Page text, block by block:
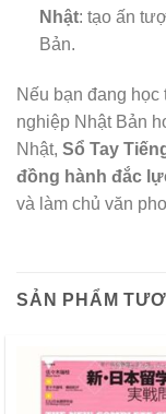
Nhật: tạo ấn
Bản.
Nếu bạn đang học
nghiệp Nhật Bản
Nhật, Sổ Tay
đồng hành đắc
và làm chủ văn
SẢN PHẨM